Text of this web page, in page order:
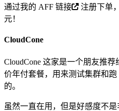
通过我的 AFF 链接
注册下单
元！
CloudCone
CloudCone 这家是一个朋友推
价年付套餐，用来测试集群和跑
的。
虽然一直在用，但是好感度不